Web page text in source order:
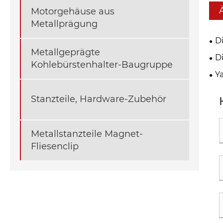
Motorgehäuse aus
Metallprägung
Metallgeprägte
Kohlebürstenhalter-Baugruppe
Stanzteile, Hardware-Zubehör
Metallstanzteile Magnet-
Fliesenclip